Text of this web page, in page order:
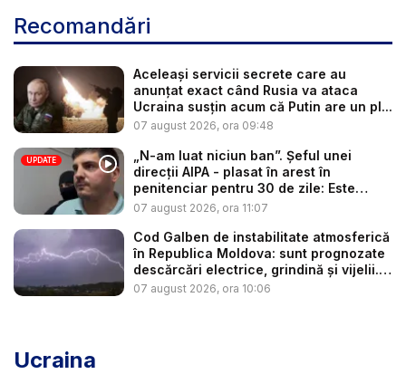
Recomandări
Aceleași servicii secrete care au
anunțat exact când Rusia va ataca
Ucraina susțin acum că Putin are un pl...
07 august 2026, ora 09:48
UPDATE
„N-am luat niciun ban”. Șeful unei
direcții AIPA - plasat în arest în
penitenciar pentru 30 de zile: Este
cerc...
07 august 2026, ora 11:07
Cod Galben de instabilitate atmosferică
în Republica Moldova: sunt prognozate
descărcări electrice, grindină și vijelii.
...
07 august 2026, ora 10:06
Ucraina